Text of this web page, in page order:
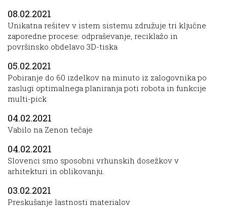
08.02.2021
Unikatna rešitev v istem sistemu združuje tri ključne
zaporedne procese: odpraševanje, reciklažo in
površinsko obdelavo 3D-tiska
05.02.2021
Pobiranje do 60 izdelkov na minuto iz zalogovnika po
zaslugi optimalnega planiranja poti robota in funkcije
multi-pick
04.02.2021
Vabilo na Zenon tečaje
04.02.2021
Slovenci smo sposobni vrhunskih dosežkov v
arhitekturi in oblikovanju.
03.02.2021
Preskušanje lastnosti materialov